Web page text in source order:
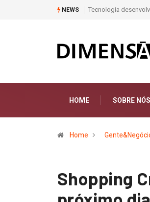
NEWSTecnologia desenvolvida
HOME SOBRE NÓS
Home
Shopping